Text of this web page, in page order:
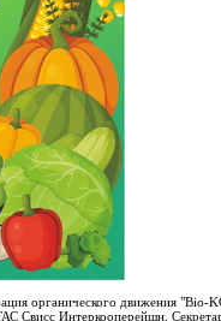
органического движения
Интеркооперейшн,